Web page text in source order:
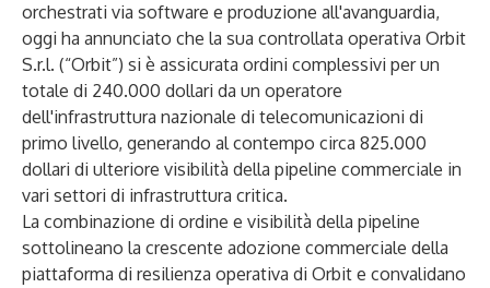
orchestrati via software e produzione all'avanguardia,
oggi ha annunciato che la sua controllata operativa Orbit
S.r.l. (“Orbit”) si è assicurata ordini complessivi per un
totale di 240.000 dollari da un operatore
dell'infrastruttura nazionale di telecomunicazioni di
primo livello, generando al contempo circa 825.000
dollari di ulteriore visibilità della pipeline commerciale in
vari settori di infrastruttura critica.
La combinazione di ordine e visibilità della pipeline
sottolineano la crescente adozione commerciale della
piattaforma di resilienza operativa di Orbit e convalidano